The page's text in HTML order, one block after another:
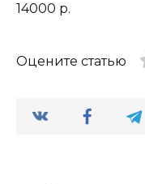
14000 р.
Оцените статью